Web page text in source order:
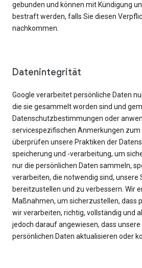
gebunden und können mit Kündigung
bestraft werden, falls Sie diesen
nachkommen.
Datenintegrität
Google verarbeitet persönliche Daten
die sie gesammelt worden sind und
Datenschutzbestimmungen oder
servicespezifischen Anmerkungen zum
überprüfen unsere Praktiken der
speicherung und -verarbeitung, um
nur die persönlichen Daten sammeln,
verarbeiten, die notwendig sind, unsere
bereitzustellen und zu verbessern. Wir
Maßnahmen, um sicherzustellen, dass
wir verarbeiten, richtig, vollständig und
jedoch darauf angewiesen, dass
persönlichen Daten aktualisieren oder